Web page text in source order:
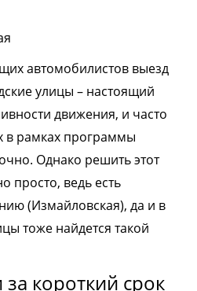
автомобилистов выезд
улицы – настоящий
движения, и часто
в рамках программы
Однако решить этот
просто, ведь есть
(Измайловская), да и в
тоже найдется такой
короткий срок